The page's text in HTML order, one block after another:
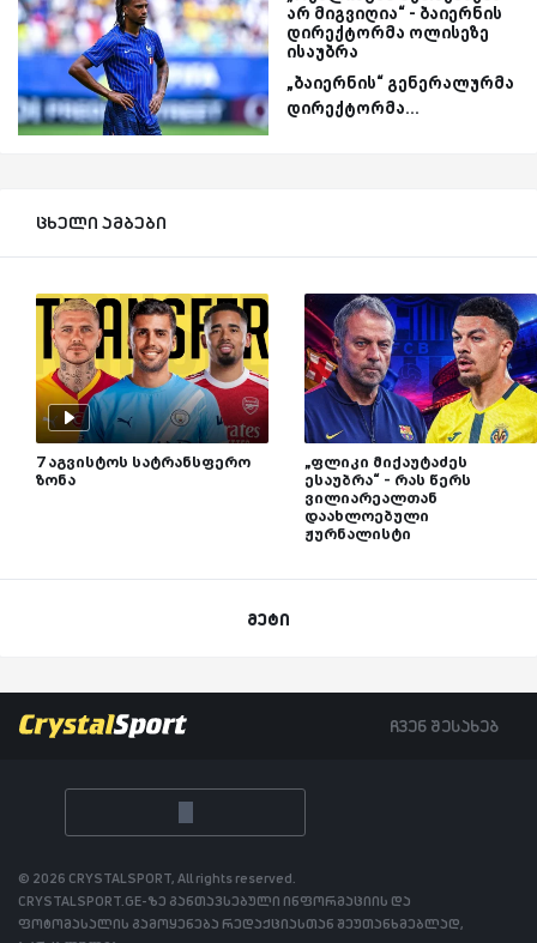
არ მიგვიღია“ - ბაიერნის
დირექტორმა ოლისეზე
ისაუბრა
„ბაიერნის“ გენერალურმა
დირექტორმა...
ცხელი ამბები
7 აგვისტოს სატრანსფერო
ზონა
„ფლიკი მიქაუტაძეს
ესაუბრა“ - რას წერს
ვილიარეალთან
დაახლოებული
ჟურნალისტი
მეტი
ჩვენ შესახებ
© 2026 CRYSTALSPORT, All rights reserved.
CRYSTALSPORT.GE-ზე განთავსებული ინფორმაციის და
ფოტომასალის გამოყენება რედაქციასთან შეუთანხმებლად,